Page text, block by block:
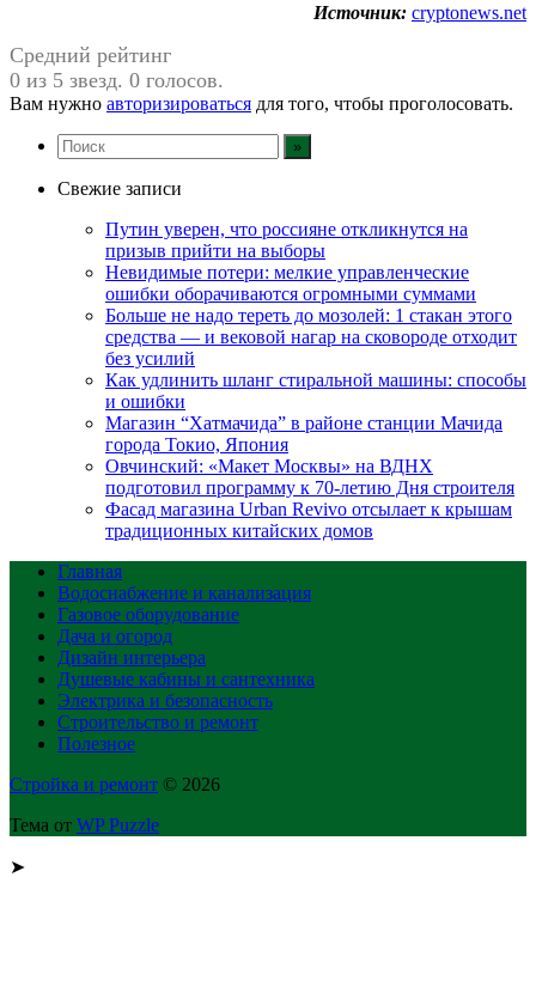
Источник: cryptonews.net
Средний рейтинг
0 из 5 звезд. 0 голосов.
Вам нужно авторизироваться для того, чтобы проголосовать.
Свежие записи
Путин уверен, что россияне откликнутся на
призыв прийти на выборы
Невидимые потери: мелкие управленческие
ошибки оборачиваются огромными суммами
Больше не надо тереть до мозолей: 1 стакан этого
средства — и вековой нагар на сковороде отходит
без усилий
Как удлинить шланг стиральной машины: способы
и ошибки
Магазин “Хатмачида” в районе станции Мачида
города Токио, Япония
Овчинский: «Макет Москвы» на ВДНХ
подготовил программу к 70-летию Дня строителя
Фасад магазина Urban Revivo отсылает к крышам
традиционных китайских домов
Главная
Водоснабжение и канализация
Газовое оборудование
Дача и огород
Дизайн интерьера
Душевые кабины и сантехника
Электрика и безопасность
Строительство и ремонт
Полезное
Стройка и ремонт © 2026
Тема от WP Puzzle
➤